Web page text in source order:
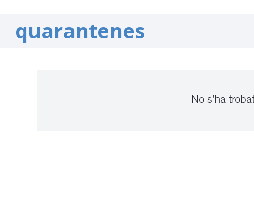
quarantenes
No s'ha